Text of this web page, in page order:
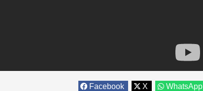
Facebook X WhatsApp